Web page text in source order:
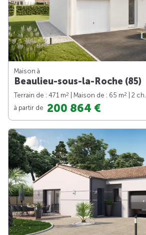
Maison à
Beaulieu-sous-la-Roche (85)
Terrain de : 471 m2 | Maison de : 65 m2
| 2 ch.
à partir de 200 864 €